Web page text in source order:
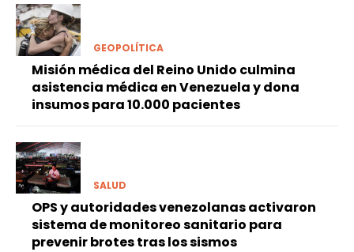
GEOPOLÍTICA
Misión médica del Reino Unido culmina
asistencia médica en Venezuela y dona
insumos para 10.000 pacientes
SALUD
OPS y autoridades venezolanas activaron
sistema de monitoreo sanitario para
prevenir brotes tras los sismos